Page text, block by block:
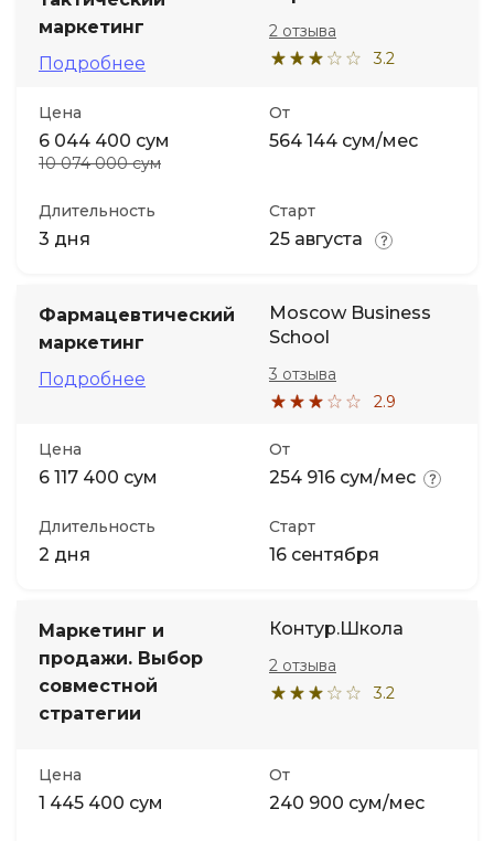
маркетинг
Подробнее
3.2
2 отзыва
Цена
6 044 400 сум
10 074 000 сум
От
564 144 сум/мес
Длительность
3 дня
Старт
25 августа
Фармацевтический
маркетинг
Подробнее
Moscow Business
School
2.9
3 отзыва
Цена
6 117 400 сум
От
254 916 сум/мес
Длительность
2 дня
Старт
16 сентября
Маркетинг и
продажи. Выбор
совместной
стратегии
Контур.Школа
3.2
2 отзыва
Цена
1 445 400 сум
От
240 900 сум/мес